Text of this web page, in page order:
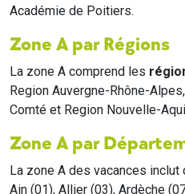
Académie de Poitiers.
Zone A par Régions
La zone A comprend les
Region Auvergne-Rhône-
Comté et Region Nouvelle-
Zone A par
La zone A des vacances inclut
Ain (01), Allier (03), Ardèche